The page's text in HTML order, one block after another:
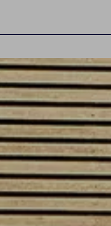
próbnej